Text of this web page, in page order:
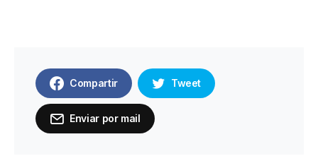
Compartir Tweet
Enviar por mail